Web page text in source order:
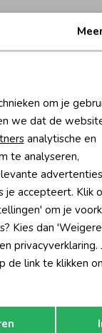
Marketing cookies
Opslaan
om je
we dat de
analytische en
te analyseren,
je accepteert. Klik
om je
Kies dan
privacyverklaring.
de link te klikken